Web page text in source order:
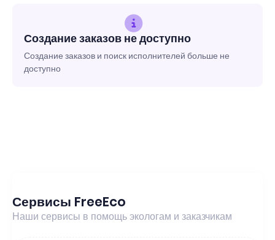
Создание заказов не доступно
Создание заказов и поиск исполнителей больше не
доступно
Сервисы FreeEco
Наши сервисы в помощь экологам и заказчикам